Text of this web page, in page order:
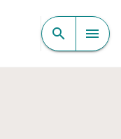
CONTENU
search menu